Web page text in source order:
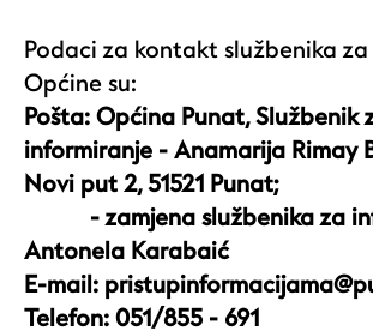
Podaci za kontakt službenika
Općine su:
Pošta: Općina Punat, Službenik
informiranje - Anamarija Rimay
Novi put 2, 51521 Punat;
- zamjena službenika za
Antonela Karabaić
E-mail:
Telefon: 051/855 - 691